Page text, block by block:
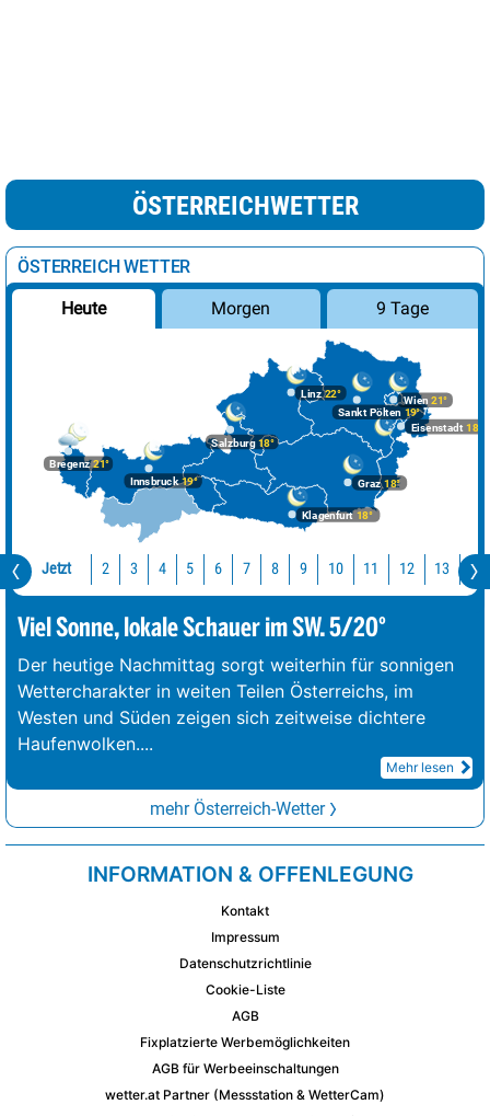
ÖSTERREICHWETTER
ÖSTERREICH WETTER
Heute Morgen 9 Tage
Bregenz21°
Graz18°
Innsbruck19°
Klagenfurt 18°
Linz22°
Salzburg18°
Wien 21°
Eisenstadt 18°
Sankt Pölten 19°
Jetzt 2 3 4 5 6 7 8 9 10 11 12 13 14
Viel Sonne, lokale Schauer im SW. 5/20°
Der heutige Nachmittag sorgt weiterhin für sonnigen
Wettercharakter in weiten Teilen Österreichs, im
Westen und Süden zeigen sich zeitweise dichtere
Haufenwolken....
Mehr lesen
mehr Österreich-Wetter
INFORMATION & OFFENLEGUNG
Kontakt
Impressum
Datenschutzrichtlinie
Cookie-Liste
AGB
Fixplatzierte Werbemöglichkeiten
AGB für Werbeeinschaltungen
wetter.at Partner (Messstation & WetterCam)